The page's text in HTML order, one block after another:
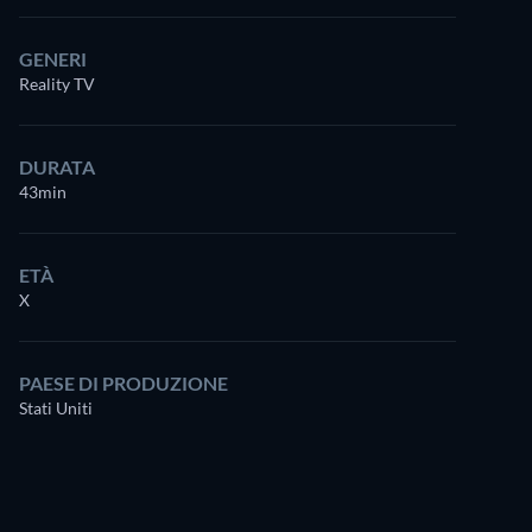
GENERI
Reality TV
DURATA
43min
ETÀ
X
PAESE DI PRODUZIONE
Stati Uniti